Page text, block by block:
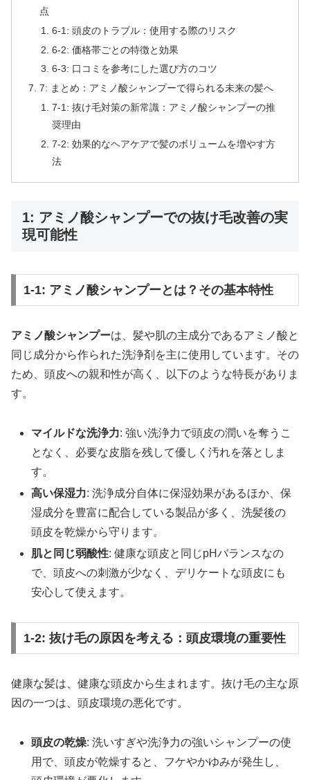
点
6-1: 頭皮のトラブル：使用する際のリスク
6-2: 価格帯ごとの特徴と効果
6-3: 口コミを参考にした選び方のコツ
7: まとめ：アミノ酸シャンプーで得られる未来の髪へ
7-1: 抜け毛対策の新常識：アミノ酸シャンプーの推
奨理由
7-2: 効果的なヘアケアで髪のボリュームを増やす方
法
1: アミノ酸シャンプーでの抜け毛改善の実
現可能性
1-1: アミノ酸シャンプーとは？その基本特性
アミノ酸シャンプーは、髪や肌の主成分であるアミノ酸と
同じ成分から作られた洗浄剤を主に使用しています。その
ため、頭皮への親和性が高く、以下のような特長がありま
す。
マイルドな洗浄力: 強い洗浄力で頭皮の潤いを奪うこ
となく、必要な皮脂を残して優しく汚れを落としま
す。
高い保湿力: 洗浄成分自体に保湿効果があるほか、保
湿成分を豊富に配合している製品が多く、洗髪後の
頭皮を乾燥から守ります。
肌と同じ弱酸性: 健康な頭皮と同じpHバランスなの
で、頭皮への刺激が少なく、デリケートな頭皮にも
安心して使えます。
1-2: 抜け毛の原因を考える：頭皮環境の重要性
健康な髪は、健康な頭皮から生まれます。抜け毛の主な原
因の一つは、頭皮環境の悪化です。
頭皮の乾燥: 洗いすぎや洗浄力の強いシャンプーの使
用で、頭皮が乾燥すると、フケやかゆみが発生し、